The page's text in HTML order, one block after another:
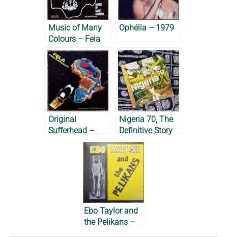
Music of Many
Colours – Fela
Anikulapo-Kuti &
Roy Ayers, 1980
Ophélia – 1979
Original
Sufferhead –
Fela Anikulapo-
Kuti, 1981
Nigeria 70, The
Definitive Story
of 1970’s Funky
Lagos – 2001
Ebo Taylor and
the Pelikans –